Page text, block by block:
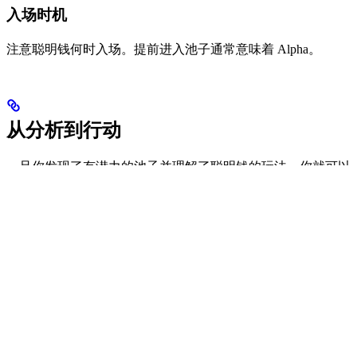
入场时机
注意聪明钱何时入场。提前进入池子通常意味着 Alpha。
从分析到行动
一旦你发现了有潜力的池子并理解了聪明钱的玩法，你就可以